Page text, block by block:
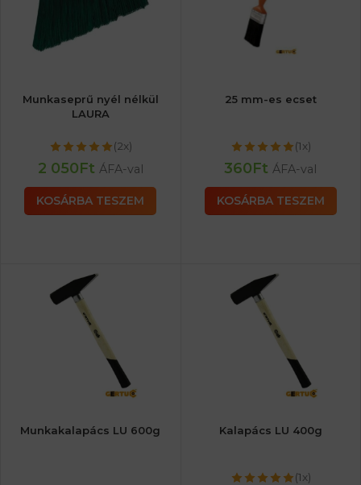
Munkaseprű nyél nélkül
LAURA
(2x)
2 050Ft ÁFA-val
KOSÁRBA TESZEM
25 mm-es ecset
(1x)
360Ft ÁFA-val
KOSÁRBA TESZEM
Munkakalapács LU 600g Kalapács LU 400g
(1x)